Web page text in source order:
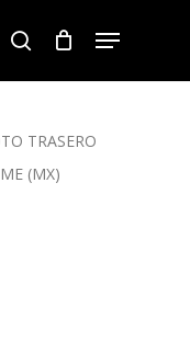
search
Menu
TRASERO
(MX)